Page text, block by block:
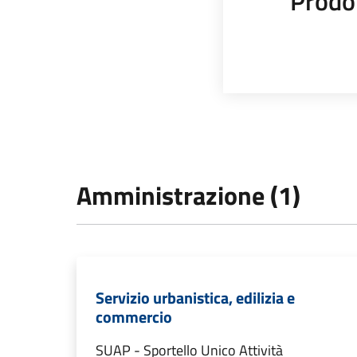
Amministrazione (1)
Servizio urbanistica, edilizia e
commercio
SUAP - Sportello Unico Attività